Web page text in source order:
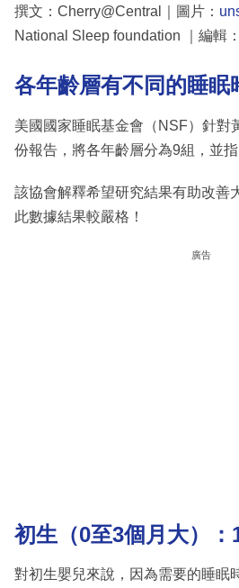
撰文：Cherry@Central｜圖片：
National Sleep foundation ｜編輯
各年齡層有不同的睡眠
美國國家睡眠基金會（NSF）針對
份報告，將各年齡層分為9組，並指
該協會解釋希望研究結果有助改善
此數據結果較嚴格！
廣告
初生（0至3個月大）：
對初生嬰兒來說，因為需要的睡眠